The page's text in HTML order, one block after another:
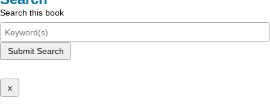
Search this book
Submit Search
x